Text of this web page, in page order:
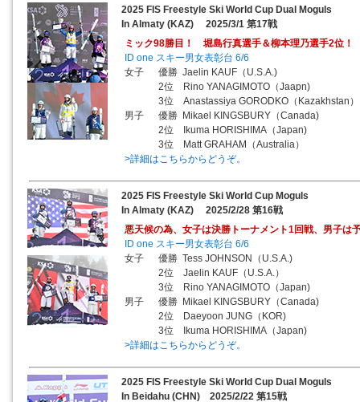
2025 FIS Freestyle Ski World Cup Dual Moguls
In Almaty (KAZ) 2025/3/1 第17戦
ミック98勝目！ 堀島行真選手＆柳本理乃選手2位！
ID one スキー男女表彰台 6/6
女子 優勝 Jaelin KAUF（U.S.A.)
2位 Rino YANAGIMOTO（Jaapn)
3位 Anastassiya GORODKO（Kazakhstan）
男子 優勝 Mikael KINGSBURY（Canada)
2位 Ikuma HORISHIMA（Japan)
3位 Matt GRAHAM（Australia）
>詳細はこちらからどうぞ。
2025 FIS Freestyle Ski World Cup Moguls
In Almaty (KAZ) 2025/2/28 第16戦
悪天候の為、女子は決勝トーナメント1回戦、男子は
ID one スキー男女表彰台 6/6
女子 優勝 Tess JOHNSON（U.S.A.)
2位 Jaelin KAUF（U.S.A.）
3位 Rino YANAGIMOTO（Japan)
男子 優勝 Mikael KINGSBURY（Canada)
2位 Daeyoon JUNG（KOR)
3位 Ikuma HORISHIMA（Japan)
>詳細はこちらからどうぞ。
2025 FIS Freestyle Ski World Cup Dual Moguls
In Beidahu (CHN) 2025/2/22 第15戦